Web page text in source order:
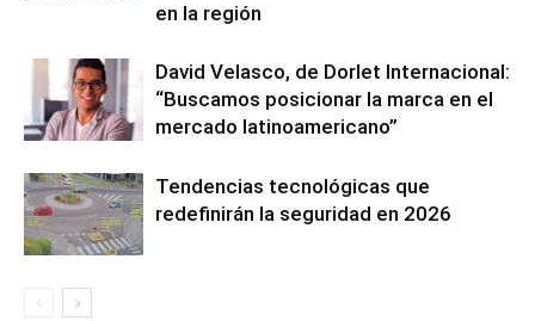
en la región
David Velasco, de Dorlet Internacional:
“Buscamos posicionar la marca en el
mercado latinoamericano”
Tendencias tecnológicas que
redefinirán la seguridad en 2026